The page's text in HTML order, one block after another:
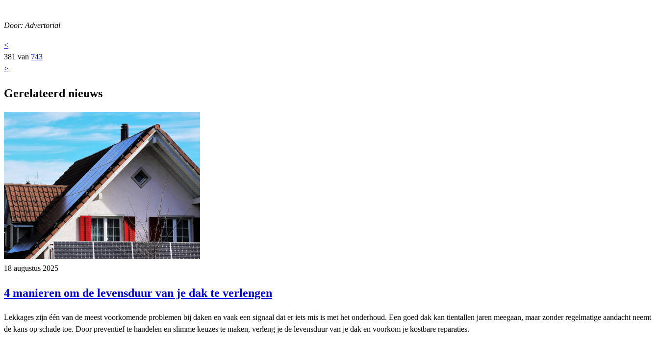
Door: Advertorial
<
381 van 743
>
Gerelateerd nieuws
18 augustus 2025
4 manieren om de levensduur van je dak te verlengen
Lekkages zijn één van de meest voorkomende problemen bij daken en vaak een signaal dat er iets mis is met het onderhoud. Een goed dak kan tientallen jaren meegaan, maar zonder regelmatige aandacht neemt
de kans op schade toe. Door preventief te handelen en slimme keuzes te maken, verleng je de levensduur van je dak en voorkom je kostbare reparaties.